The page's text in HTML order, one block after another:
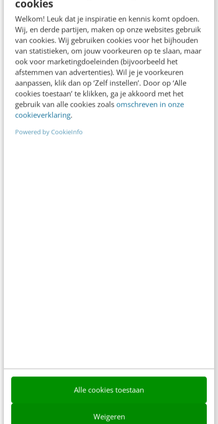
cookies
Welkom! Leuk dat je inspiratie en kennis komt opdoen.
Wij, en derde partijen, maken op onze websites gebruik
van cookies. Wij gebruiken cookies voor het bijhouden
van statistieken, om jouw voorkeuren op te slaan, maar
ook voor marketingdoeleinden (bijvoorbeeld het
afstemmen van advertenties). Wil je je voorkeuren
aanpassen, klik dan op ‘Zelf instellen’. Door op ‘Alle
cookies toestaan’ te klikken, ga je akkoord met het
gebruik van alle cookies zoals omschreven in onze
cookieverklaring.
Powered by CookieInfo
Alle cookies toestaan
Weigeren
dat thermostaten en rookmelders verkoopt. Dan
moet je er een hoop van…
Joost Steins Bisschop· 12 jaar geleden